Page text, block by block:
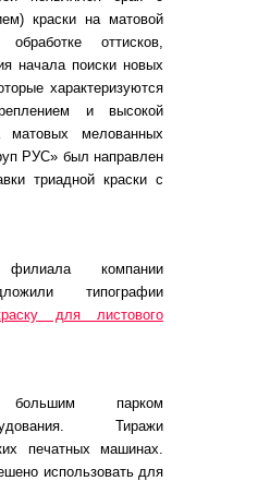
краски на матовой
оттисков,
начала поиски новых
характеризуются
и высокой
матовых мелованных
РУС» был направлен
триадной краски с
филиала компании
типографии
для листового
большим парком
Тиражи
печатных машинах.
использовать для